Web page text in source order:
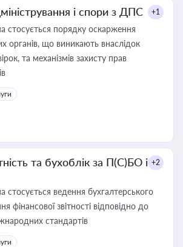
і спори з ДПС +1
стосується порядку оскарження
органів, що виникають внаслідок
та механізмів захисту прав
та бухоблік за П(С)БО і +2
стосується ведення бухгалтерського
фінансової звітності відповідно до
стандартів